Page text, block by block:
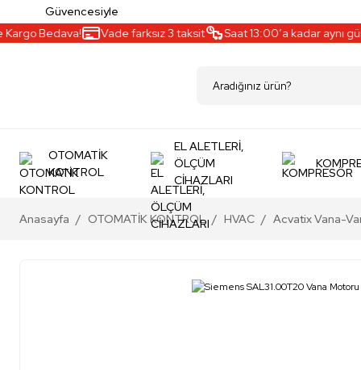
Güvencesiyle
Bedava! Vade farksız 3 taksit Saat 13:00’a kadar aynı gün
OTOMATİK
KONTROL
EL ALETLERİ,
ÖLÇÜM
CİHAZLARI
Anasayfa OTOMATİK KONTROL HVAC Acvatix Vana-